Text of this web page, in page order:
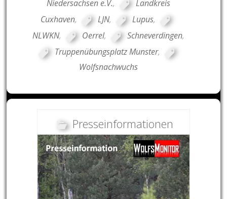
Niedersachsen e.V.,
Landkreis
Cuxhaven, LJN, Lupus,
NLWKN, Oerrel, Schneverdingen,
Truppenübungsplatz Munster,
Wolfsnachwuchs
Presseinformationen